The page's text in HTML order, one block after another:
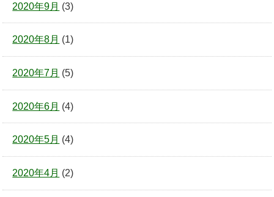
2020年9月 (3)
2020年8月 (1)
2020年7月 (5)
2020年6月 (4)
2020年5月 (4)
2020年4月 (2)